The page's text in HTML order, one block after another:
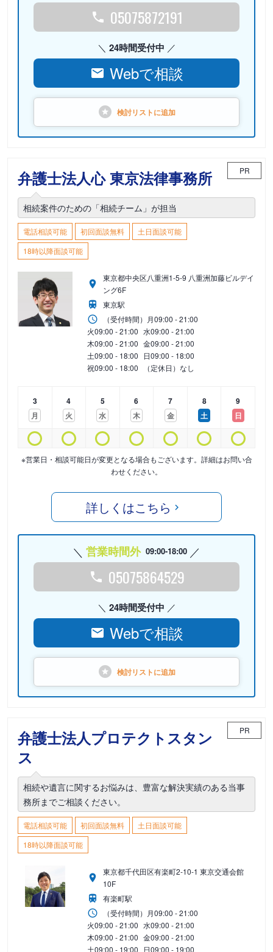
05075872191
24時間受付中
Webで相談
検討リストに追加
弁護士法人心 東京法律事務所 PR
相続案件のための「相続チーム」が担当
電話相談可能 初回面談無料
土日面談可能
18時以降面談可能
東京都中央区八重洲1-5-9 八重洲加藤ビルデイ
ング6F
東京駅
（受付時間） 月09:00 - 21:00
火09:00 - 21:00 水09:00 - 21:00
木09:00 - 21:00 金09:00 - 21:00
土09:00 - 18:00 日09:00 - 18:00
祝09:00 - 18:00 （定休日）なし
3
月
4
火
5
水
6
木
7
金
8
土
9
日
※営業日・相談可能日が変更となる場合もございます。詳細はお問い合
わせください。
詳しくはこちら
営業時間外 09:00-18:00
05075864529
24時間受付中
Webで相談
検討リストに追加
弁護士法人プロテクトスタン
ス
PR
相続や遺言に関するお悩みは、豊富な解決実績のある当事
務所までご相談ください。
電話相談可能 初回面談無料
土日面談可能
18時以降面談可能
東京都千代田区有楽町2-10-1 東京交通会館
10F
有楽町駅
（受付時間） 月09:00 - 21:00
火09:00 - 21:00 水09:00 - 21:00
木09:00 - 21:00 金09:00 - 21:00
土09:00 - 19:00 日09:00 - 19:00